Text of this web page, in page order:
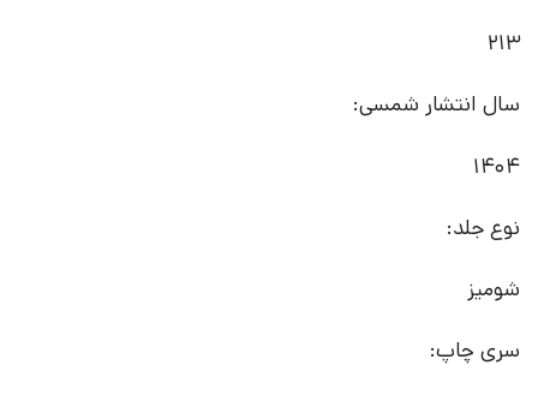
213
سال انتشار شمسی:
1404
نوع جلد:
شومیز
سری چاپ: